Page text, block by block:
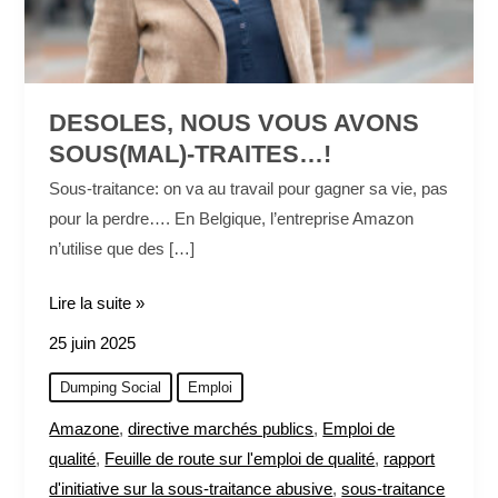
DESOLES, NOUS VOUS AVONS
SOUS(MAL)-TRAITES…!
Sous-traitance: on va au travail pour gagner sa vie, pas
pour la perdre…. En Belgique, l’entreprise Amazon
n’utilise que des […]
Lire la suite »
25 juin 2025
Dumping Social Emploi
Amazone,directive marchés publics, Emploi de
qualité, Feuille de route sur l'emploi de qualité, rapport
d'initiative sur la sous-traitance abusive,sous-traitance